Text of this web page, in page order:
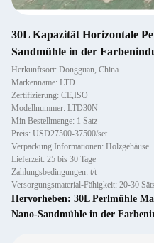
30L Kapazität Horizontale
Sandmühle in der
Herkunftsort: Dongguan, China
Markenname: LTD
Zertifizierung: CE,ISO
Modellnummer: LTD30N
Min Bestellmenge: 1 Satz
Preis: USD27500-37500/set
Verpackung Informationen: Holzgehäuse
Lieferzeit: 25 bis 30 Tage
Zahlungsbedingungen: t/t
Versorgungsmaterial-Fähigkeit: 20-30
Hervorheben: 30L Perlmühle
Nano-Sandmühle in der